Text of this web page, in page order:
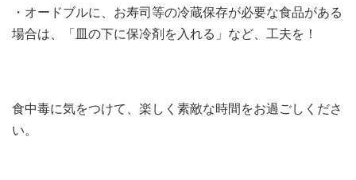
・オードブルに、お寿司等の冷蔵保存が必要な食品がある
場合は、「皿の下に保冷剤を入れる」など、工夫を！
食中毒に気をつけて、楽しく素敵な時間をお過ごしくださ
い。